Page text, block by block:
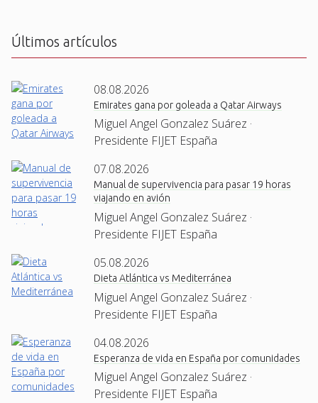
Últimos artículos
08.08.2026
Emirates gana por goleada a Qatar Airways
Miguel Angel Gonzalez Suárez ·
Presidente FIJET España
07.08.2026
Manual de supervivencia para pasar 19 horas
viajando en avión
Miguel Angel Gonzalez Suárez ·
Presidente FIJET España
05.08.2026
Dieta Atlántica vs Mediterránea
Miguel Angel Gonzalez Suárez ·
Presidente FIJET España
04.08.2026
Esperanza de vida en España por comunidades
Miguel Angel Gonzalez Suárez ·
Presidente FIJET España